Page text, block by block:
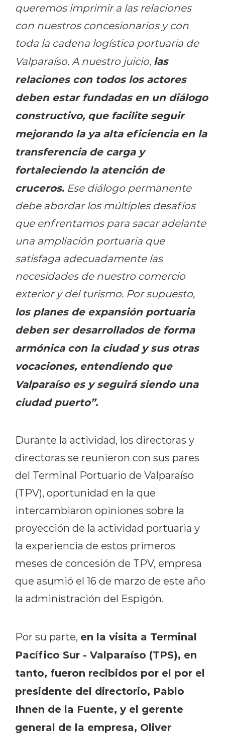
queremos imprimir a las relaciones
con nuestros concesionarios y con
toda la cadena logística portuaria de
Valparaíso. A nuestro juicio, las
relaciones con todos los actores
deben estar fundadas en un diálogo
constructivo, que facilite seguir
mejorando la ya alta eficiencia en la
transferencia de carga y
fortaleciendo la atención de
cruceros. Ese diálogo permanente
debe abordar los múltiples desafíos
que enfrentamos para sacar adelante
una ampliación portuaria que
satisfaga adecuadamente las
necesidades de nuestro comercio
exterior y del turismo. Por supuesto,
los planes de expansión portuaria
deben ser desarrollados de forma
armónica con la ciudad y sus otras
vocaciones, entendiendo que
Valparaíso es y seguirá siendo una
ciudad puerto”.
Durante la actividad, los directoras y
directoras se reunieron con sus pares
del Terminal Portuario de Valparaíso
(TPV), oportunidad en la que
intercambiaron opiniones sobre la
proyección de la actividad portuaria y
la experiencia de estos primeros
meses de concesión de TPV, empresa
que asumió el 16 de marzo de este año
la administración del Espigón.
Por su parte, en la visita a Terminal
Pacífico Sur - Valparaíso (TPS), en
tanto, fueron recibidos por el por el
presidente del directorio, Pablo
Ihnen de la Fuente, y el gerente
general de la empresa, Oliver